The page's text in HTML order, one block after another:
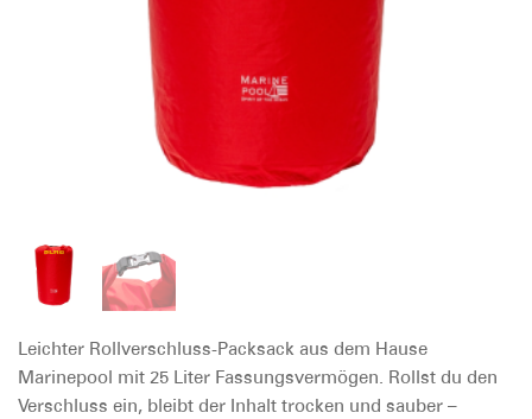
Leichter Rollverschluss-Packsack aus dem Hause
Marinepool mit 25 Liter Fassungsvermögen. Rollst du den
Verschluss ein, bleibt der Inhalt trocken und sauber –